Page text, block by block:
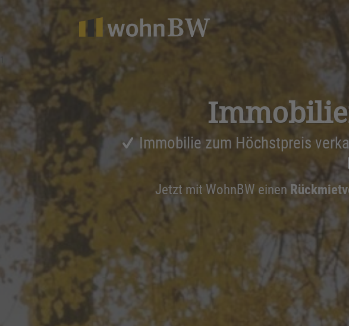
Immobilie zum Höchstpreis
Jetzt mit WohnBW einen